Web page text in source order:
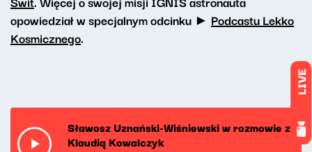
LIVE
opowiedział w specjalnym odcinku ► Podcastu Lekko
Kosmicznego.
Sławosz Uznański-Wiśniewski w rozmowie z
Klaudią Kowalczyk